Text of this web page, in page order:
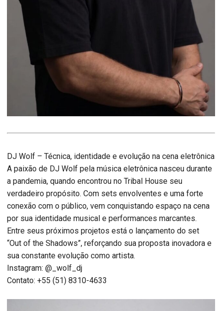
DJ Wolf – Técnica, identidade e evolução na cena eletrônica
A paixão de DJ Wolf pela música eletrônica nasceu durante
a pandemia, quando encontrou no Tribal House seu
verdadeiro propósito. Com sets envolventes e uma forte
conexão com o público, vem conquistando espaço na cena
por sua identidade musical e performances marcantes.
Entre seus próximos projetos está o lançamento do set
“Out of the Shadows”, reforçando sua proposta inovadora e
sua constante evolução como artista.
Instagram: @_wolf_dj
Contato: +55 (51) 8310-4633